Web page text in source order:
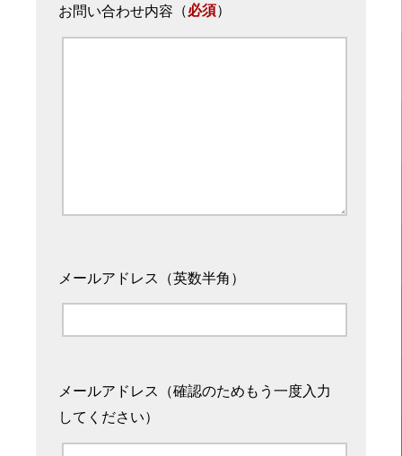
お問い合わせ内容 （必須）
メールアドレス（英数半角）
メールアドレス（確認のためもう一度入力
してください）